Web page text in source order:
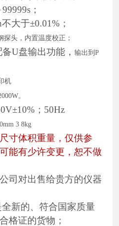
99999s；
大于±0.01%；
探头，内置温度校正；
备U盘输出功能 ，输出到P
机
。
；50Hz
3 8kg
寸体积重量，仅供参
能有少许变更，恕不做
司对出售给贵方的仪器
新的、符合国家质量
格证的货物；